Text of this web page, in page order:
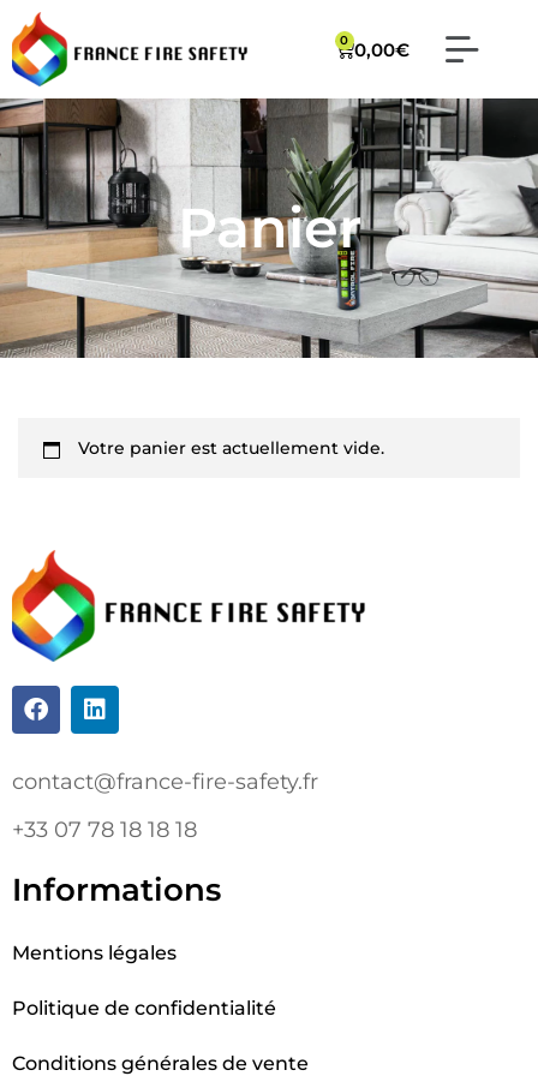
0,00€
0
Panier
Votre panier est actuellement vide.
contact@france-fire-safety.fr
+33 07 78 18 18 18
Informations
Mentions légales
Politique de confidentialité
Conditions générales de vente